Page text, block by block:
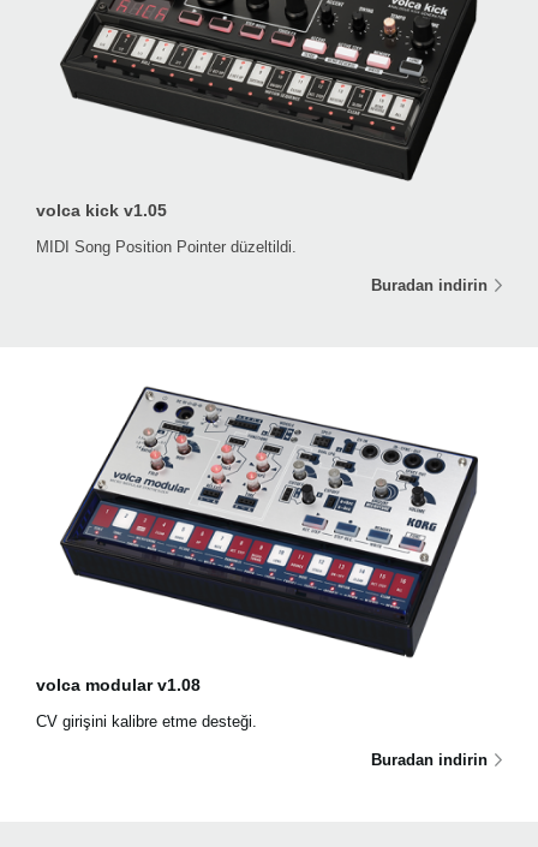
volca kick v1.05
MIDI Song Position Pointer düzeltildi.
Buradan indirin
volca modular v1.08
CV girişini kalibre etme desteği.
Buradan indirin